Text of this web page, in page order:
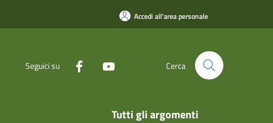
Accedi all'area personale
Seguici su Cerca
Tutti gli argomenti